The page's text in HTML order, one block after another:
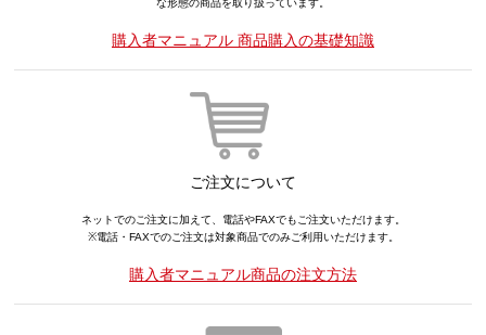
な形態の商品を取り扱っています。
購入者マニュアル 商品購入の基礎知識
ご注文について
ネットでのご注文に加えて、電話やFAXでもご注文いただけます。
※電話・FAXでのご注文は対象商品でのみご利用いただけます。
購入者マニュアル商品の注文方法